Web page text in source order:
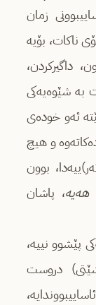
زمان
ناکات، بۆیە
داگیرکردن،
بە شێوەیەکی
ئەو خودەی
و هیچ
بوون
هەیە، پاشان
پێشوو نییە،
(شێتی) دروست